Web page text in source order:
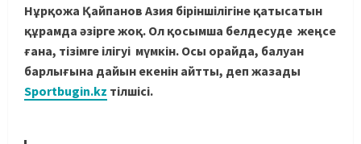
Нұрқожа Қайпанов Азия біріншілігіне қатысатын
құрамда әзірге жоқ. Ол қосымша белдесуде жеңсе
ғана, тізімге ілігуі мүмкін. Осы орайда, балуан
барлығына дайын екенін айтты, деп жазады
Sportbugin.kz тілшісі.